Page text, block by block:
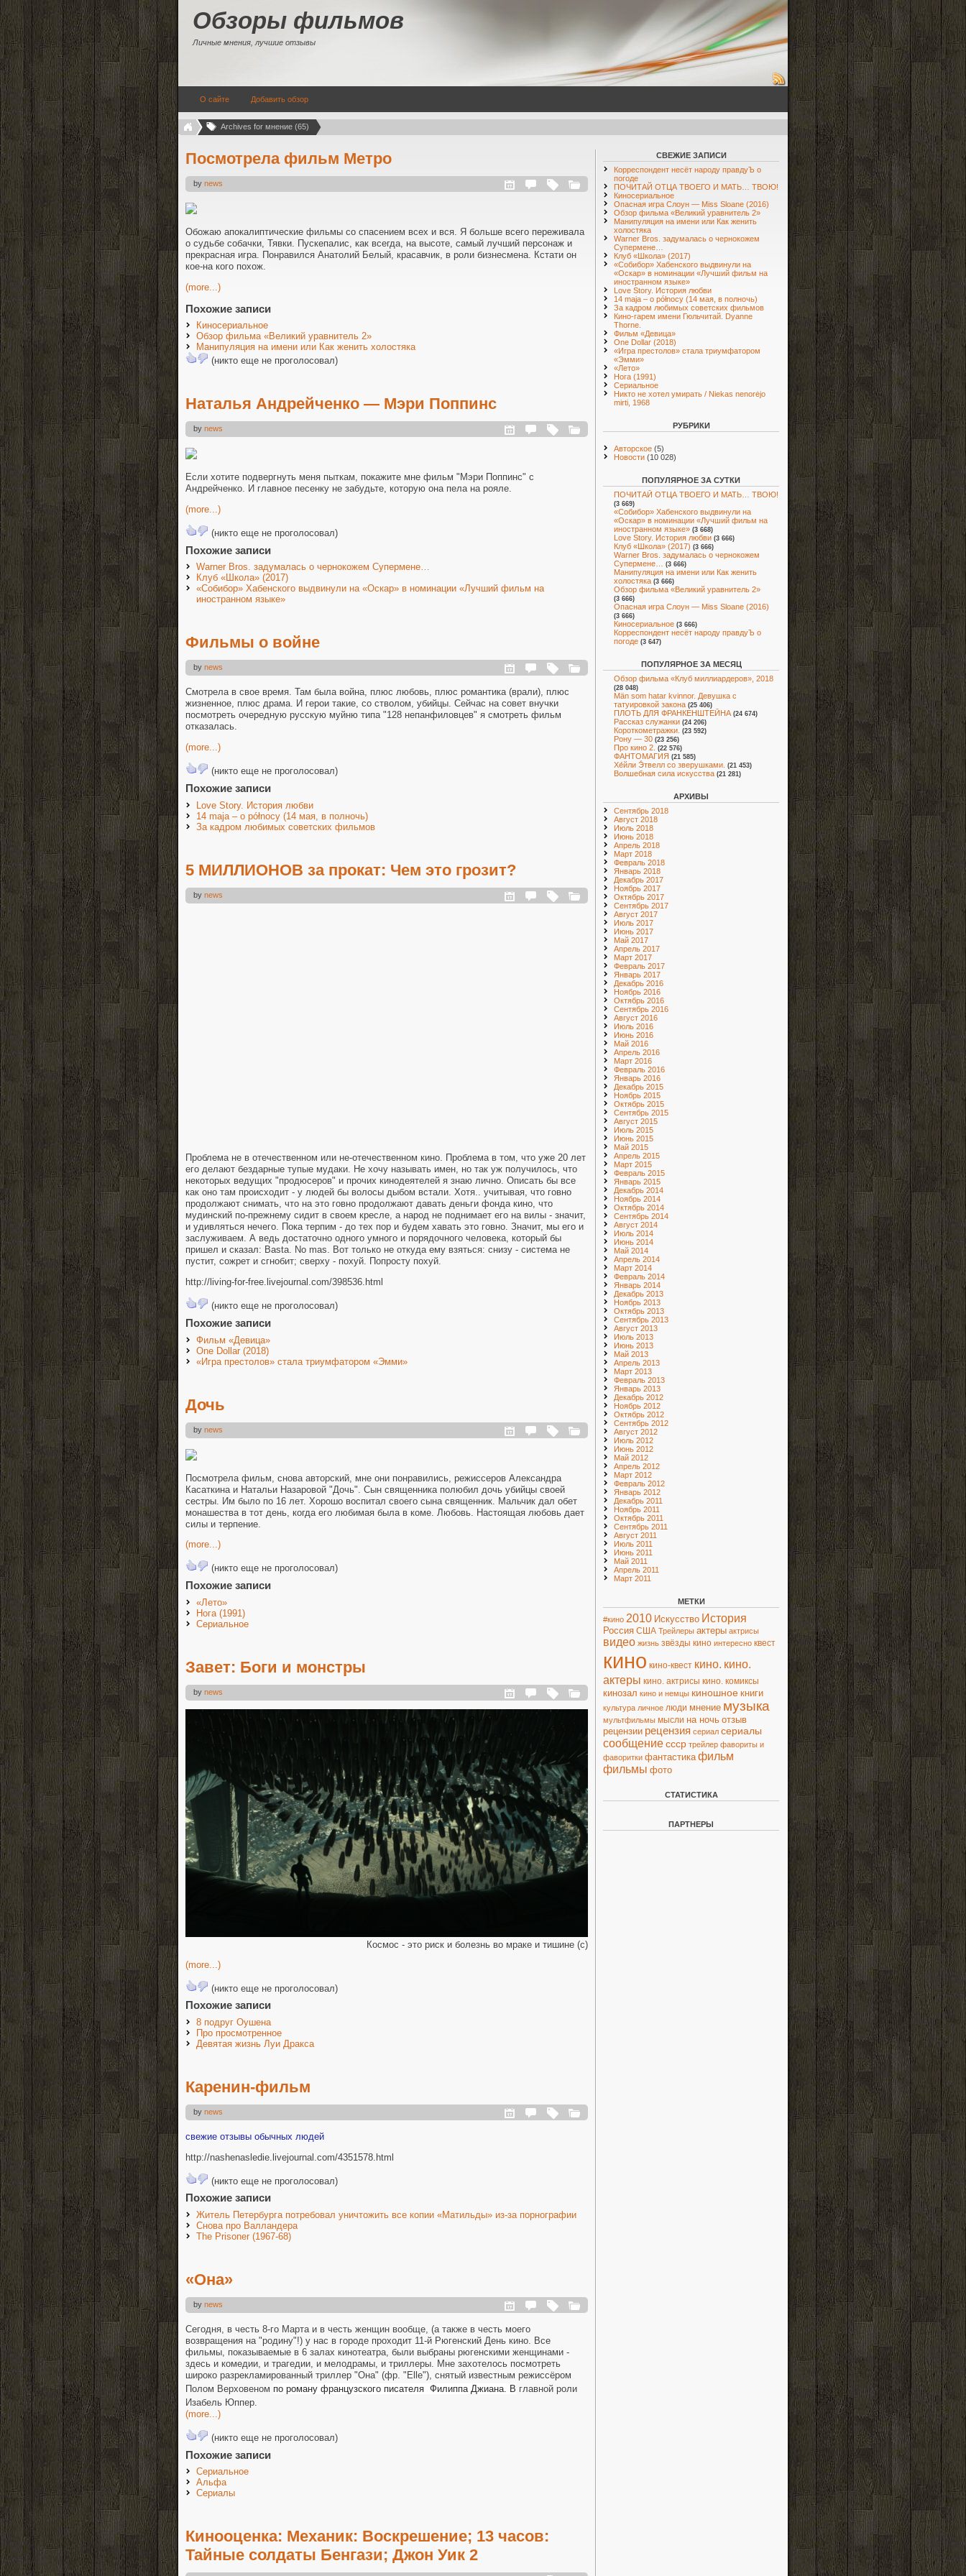
Обзоры фильмов
Личные мнения, лучшие отзывы
О сайте Добавить обзор
Archives for мнение (65)
Посмотрела фильм Метро
by news
Обожаю апокалиптические фильмы со спасением всех и вся. Я больше всего переживала
о судьбе собачки, Тявки. Пускепалис, как всегда, на высоте, самый лучший персонаж и
прекрасная игра. Понравился Анатолий Белый, красавчик, в роли бизнесмена. Кстати он
кое-на кого похож.
(more...)
Похожие записи
Киносериальное
Обзор фильма «Великий уравнитель 2»
Манипуляция на имени или Как женить холостяка
(никто еще не проголосовал)
Наталья Андрейченко — Мэри Поппинс
by news
Если хотите подвергнуть меня пыткам, покажите мне фильм "Мэри Поппинс" с
Андрейченко. И главное песенку не забудьте, которую она пела на рояле.
(more...)
(никто еще не проголосовал)
Похожие записи
Warner Bros. задумалась о чернокожем Супермене…
Клуб «Школа» (2017)
«Собибор» Хабенского выдвинули на «Оскар» в номинации «Лучший фильм на
иностранном языке»
Фильмы о войне
by news
Смотрела в свое время. Там была война, плюс любовь, плюс романтика (врали), плюс
жизненное, плюс драма. И герои такие, со стволом, убийцы. Сейчас на совет внучки
посмотреть очередную русскую муйню типа "128 непанфиловцев" я смотреть фильм
отказалась.
(more...)
(никто еще не проголосовал)
Похожие записи
Love Story. История любви
14 maja – o północy (14 мая, в полночь)
За кадром любимых советских фильмов
5 МИЛЛИОНОВ за прокат: Чем это грозит?
by news
Проблема не в отечественном или не-отечественном кино. Проблема в том, что уже 20 лет
его делают бездарные тупые мудаки. Не хочу называть имен, но так уж получилось, что
некоторых ведущих "продюсеров" и прочих кинодеятелей я знаю лично. Описать бы все
как оно там происходит - у людей бы волосы дыбом встали. Хотя.. учитывая, что говно
продолжают снимать, что на это говно продолжают давать деньги фонда кино, что
мудинский по-прежнему сидит в своем кресле, а народ не поднимает его на вилы - значит,
и удивляться нечего. Пока терпим - до тех пор и будем хавать это говно. Значит, мы его и
заслуживаем. А ведь достаточно одного умного и порядочного человека, который бы
пришел и сказал: Basta. No mas. Вот только не откуда ему взяться: снизу - система не
пустит, сожрет и сгнобит; сверху - похуй. Попросту похуй.
http://living-for-free.livejournal.com/398536.html
(никто еще не проголосовал)
Похожие записи
Фильм «Девица»
One Dollar (2018)
«Игра престолов» стала триумфатором «Эмми»
Дочь
by news
Посмотрела фильм, снова авторский, мне они понравились, режиссеров Александра
Касаткина и Натальи Назаровой "Дочь". Сын священника полюбил дочь убийцы своей
сестры. Им было по 16 лет. Хорошо воспитал своего сына священник. Мальчик дал обет
монашества в тот день, когда его любимая была в коме. Любовь. Настоящая любовь дает
силы и терпение.
(more...)
(никто еще не проголосовал)
Похожие записи
«Лето»
Нога (1991)
Сериальное
Завет: Боги и монстры
by news
Космос - это риск и болезнь во мраке и тишине (с)
(more...)
(никто еще не проголосовал)
Похожие записи
8 подруг Оушена
Про просмотренное
Девятая жизнь Луи Дракса
Каренин-фильм
by news
свежие отзывы обычных людей
http://nashenasledie.livejournal.com/4351578.html
(никто еще не проголосовал)
Похожие записи
Житель Петербурга потребовал уничтожить все копии «Матильды» из-за порнографии
Снова про Валландера
The Prisoner (1967-68)
«Она»
by news
Сегодня, в честь 8-го Марта и в честь женщин вообще, (а также в честь моего
возвращения на "родину"!) у нас в городе проходит 11-й Рюгенский День кино. Все
фильмы, показываемые в 6 залах кинотеатра, были выбраны рюгенскими женщинами -
здесь и комедии, и трагедии, и мелодрамы, и триллеры. Мне захотелось посмотреть
широко разрекламированный триллер "Она" (фр. "Elle"), снятый известным режиссёром
Полом Верховеном по роману французского писателя Филиппа Джиана. В главной роли
Изабель Юппер.
(more...)
(никто еще не проголосовал)
Похожие записи
Сериальное
Альфа
Сериалы
Кинооценка: Механик: Воскрешение; 13 часов:
Тайные солдаты Бенгази; Джон Уик 2
СВЕЖИЕ ЗАПИСИ
Корреспондент несёт народу правдуЪ о
погоде
ПОЧИТАЙ ОТЦА ТВОЕГО И МАТЬ… ТВОЮ!
Киносериальное
Опасная игра Слоун — Miss Sloane (2016)
Обзор фильма «Великий уравнитель 2»
Манипуляция на имени или Как женить
холостяка
Warner Bros. задумалась о чернокожем
Супермене…
Клуб «Школа» (2017)
«Собибор» Хабенского выдвинули на
«Оскар» в номинации «Лучший фильм на
иностранном языке»
Love Story. История любви
14 maja – o północy (14 мая, в полночь)
За кадром любимых советских фильмов
Кино-гарем имени Гюльчитай. Dyanne
Thorne.
Фильм «Девица»
One Dollar (2018)
«Игра престолов» стала триумфатором
«Эмми»
«Лето»
Нога (1991)
Сериальное
Никто не хотел умирать / Niekas nenorėjo
mirti, 1968
РУБРИКИ
Авторское (5)
Новости (10 028)
ПОПУЛЯРНОЕ ЗА СУТКИ
ПОЧИТАЙ ОТЦА ТВОЕГО И МАТЬ… ТВОЮ!
(3 669)
«Собибор» Хабенского выдвинули на
«Оскар» в номинации «Лучший фильм на
иностранном языке» (3 668)
Love Story. История любви (3 666)
Клуб «Школа» (2017) (3 666)
Warner Bros. задумалась о чернокожем
Супермене…
(3 666)
Манипуляция на имени или Как женить
холостяка (3 666)
Обзор фильма «Великий уравнитель 2»
(3 666)
Опасная игра Слоун — Miss Sloane (2016)
(3 666)
Киносериальное (3 666)
Корреспондент несёт народу правдуЪ о
погоде (3 647)
ПОПУЛЯРНОЕ ЗА МЕСЯЦ
Обзор фильма «Клуб миллиардеров», 2018
(28 048)
Män som hatar kvinnor. Девушка с
татуировкой закона (25 406)
ПЛОТЬ ДЛЯ ФРАНКЕНШТЕЙНА (24 674)
Рассказ служанки (24 206)
Короткометражки. (23 592)
Рону — 30 (23 256)
Про кино 2. (22 576)
ФАНТОМАГИЯ (21 585)
Хе́йли Э́твелл со зверушками. (21 453)
Волшебная сила искусства (21 281)
АРХИВЫ
Сентябрь 2018
Август 2018
Июль 2018
Июнь 2018
Апрель 2018
Март 2018
Февраль 2018
Январь 2018
Декабрь 2017
Ноябрь 2017
Октябрь 2017
Сентябрь 2017
Август 2017
Июль 2017
Июнь 2017
Май 2017
Апрель 2017
Март 2017
Февраль 2017
Январь 2017
Декабрь 2016
Ноябрь 2016
Октябрь 2016
Сентябрь 2016
Август 2016
Июль 2016
Июнь 2016
Май 2016
Апрель 2016
Март 2016
Февраль 2016
Январь 2016
Декабрь 2015
Ноябрь 2015
Октябрь 2015
Сентябрь 2015
Август 2015
Июль 2015
Июнь 2015
Май 2015
Апрель 2015
Март 2015
Февраль 2015
Январь 2015
Декабрь 2014
Ноябрь 2014
Октябрь 2014
Сентябрь 2014
Август 2014
Июль 2014
Июнь 2014
Май 2014
Апрель 2014
Март 2014
Февраль 2014
Январь 2014
Декабрь 2013
Ноябрь 2013
Октябрь 2013
Сентябрь 2013
Август 2013
Июль 2013
Июнь 2013
Май 2013
Апрель 2013
Март 2013
Февраль 2013
Январь 2013
Декабрь 2012
Ноябрь 2012
Октябрь 2012
Сентябрь 2012
Август 2012
Июль 2012
Июнь 2012
Май 2012
Апрель 2012
Март 2012
Февраль 2012
Январь 2012
Декабрь 2011
Ноябрь 2011
Октябрь 2011
Сентябрь 2011
Август 2011
Июль 2011
Июнь 2011
Май 2011
Апрель 2011
Март 2011
МЕТКИ
#кино 2010 Искусство История
Россия США Трейлеры актеры актрисы
видео жизнь звёзды кино интересно квест
кино кино-квест кино. кино.
актеры кино. актрисы кино. комиксы
кинозал кино и немцы киношное книги
культура личное люди мнение музыка
мультфильмы мысли на ночь отзыв
рецензии рецензия сериал сериалы
сообщение ссср трейлер фавориты и
фаворитки фантастика фильм
фильмы фото
СТАТИСТИКА
ПАРТНЕРЫ